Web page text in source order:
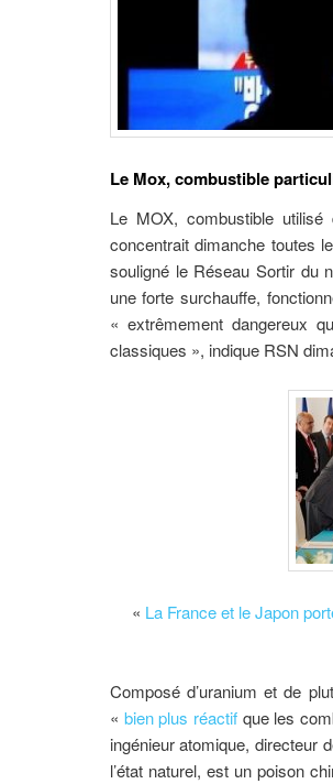
Le Mox, combustible
Le MOX, combustible
concentrait dimanche toutes
souligné le Réseau Sortir du
une forte surchauffe,
« extrêmement dangereux
classiques », indique RSN
« La France et le Japon
Composé d’uranium et de
« bien plus réactif que les
ingénieur atomique, directeur
l’état naturel, est un poison